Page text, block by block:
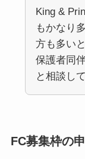
King &
もかなり
方も多い
保護者同
と相談し
FC募集枠の